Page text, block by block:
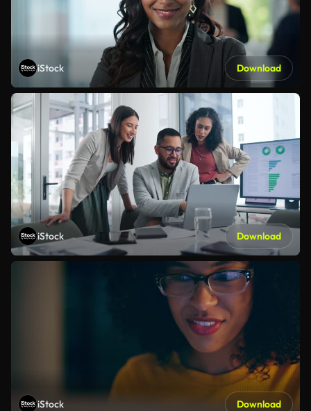
iStock Download
iStock Download
iStock Download